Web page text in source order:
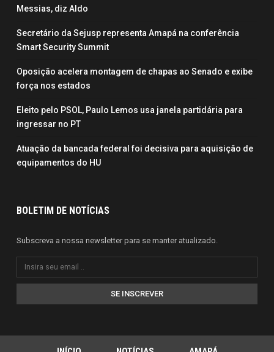
Messias, diz Aldo
Secretário da Sejusp representa Amapá na conferência
Smart Security Summit
Oposição acelera montagem de chapas ao Senado e exibe
força nos estados
Eleito pelo PSOL, Paulo Lemos usa janela partidária para
ingressar no PT
Atuação da bancada federal foi decisiva para aquisição de
equipamentos do HU
BOLETIM DE NOTÍCIAS
Subscreva a nossa newsletter para se manter atualizado.
SE INSCREVER